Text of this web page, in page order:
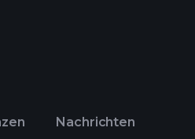
Nachrichten